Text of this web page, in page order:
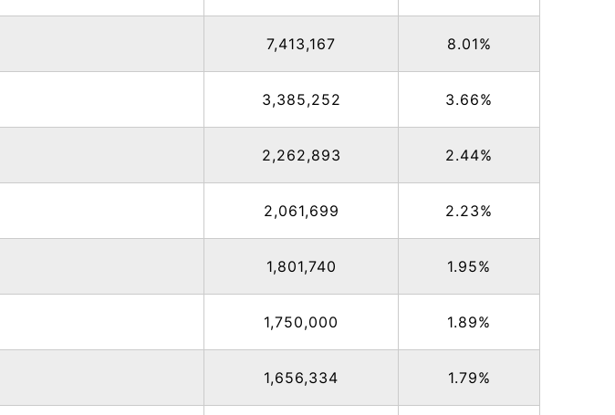
7,413,167 8.01%
3,385,252 3.66%
2,262,893 2.44%
2,061,699 2.23%
1,801,740 1.95%
1,750,000 1.89%
1,656,334 1.79%